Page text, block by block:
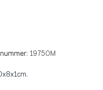
19750M